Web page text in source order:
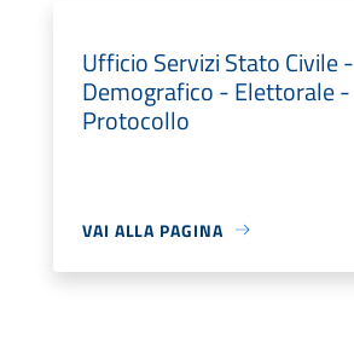
Ufficio Servizi Stato Civile -
Demografico - Elettorale -
Protocollo
VAI ALLA PAGINA